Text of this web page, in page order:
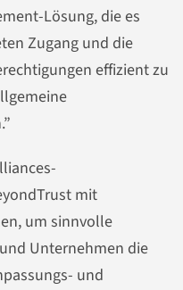
Lösung, die es
Zugang und die
effizient zu
mit
um sinnvolle
Unternehmen die
und